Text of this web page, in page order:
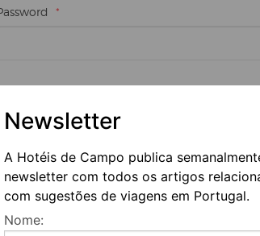
Newsletter
A Hotéis de Campo publica
newsletter com todos os artigos
com sugestões de viagens em Portugal.
Nome:
*
Lembrar-me
Autenticar